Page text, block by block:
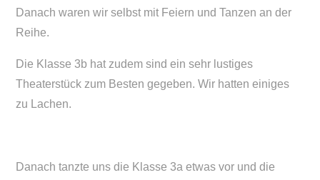
Danach waren wir selbst mit Feiern und Tanzen an der
Reihe.
Die Klasse 3b hat zudem sind ein sehr lustiges
Theaterstück zum Besten gegeben. Wir hatten einiges
zu Lachen.
Danach tanzte uns die Klasse 3a etwas vor und die